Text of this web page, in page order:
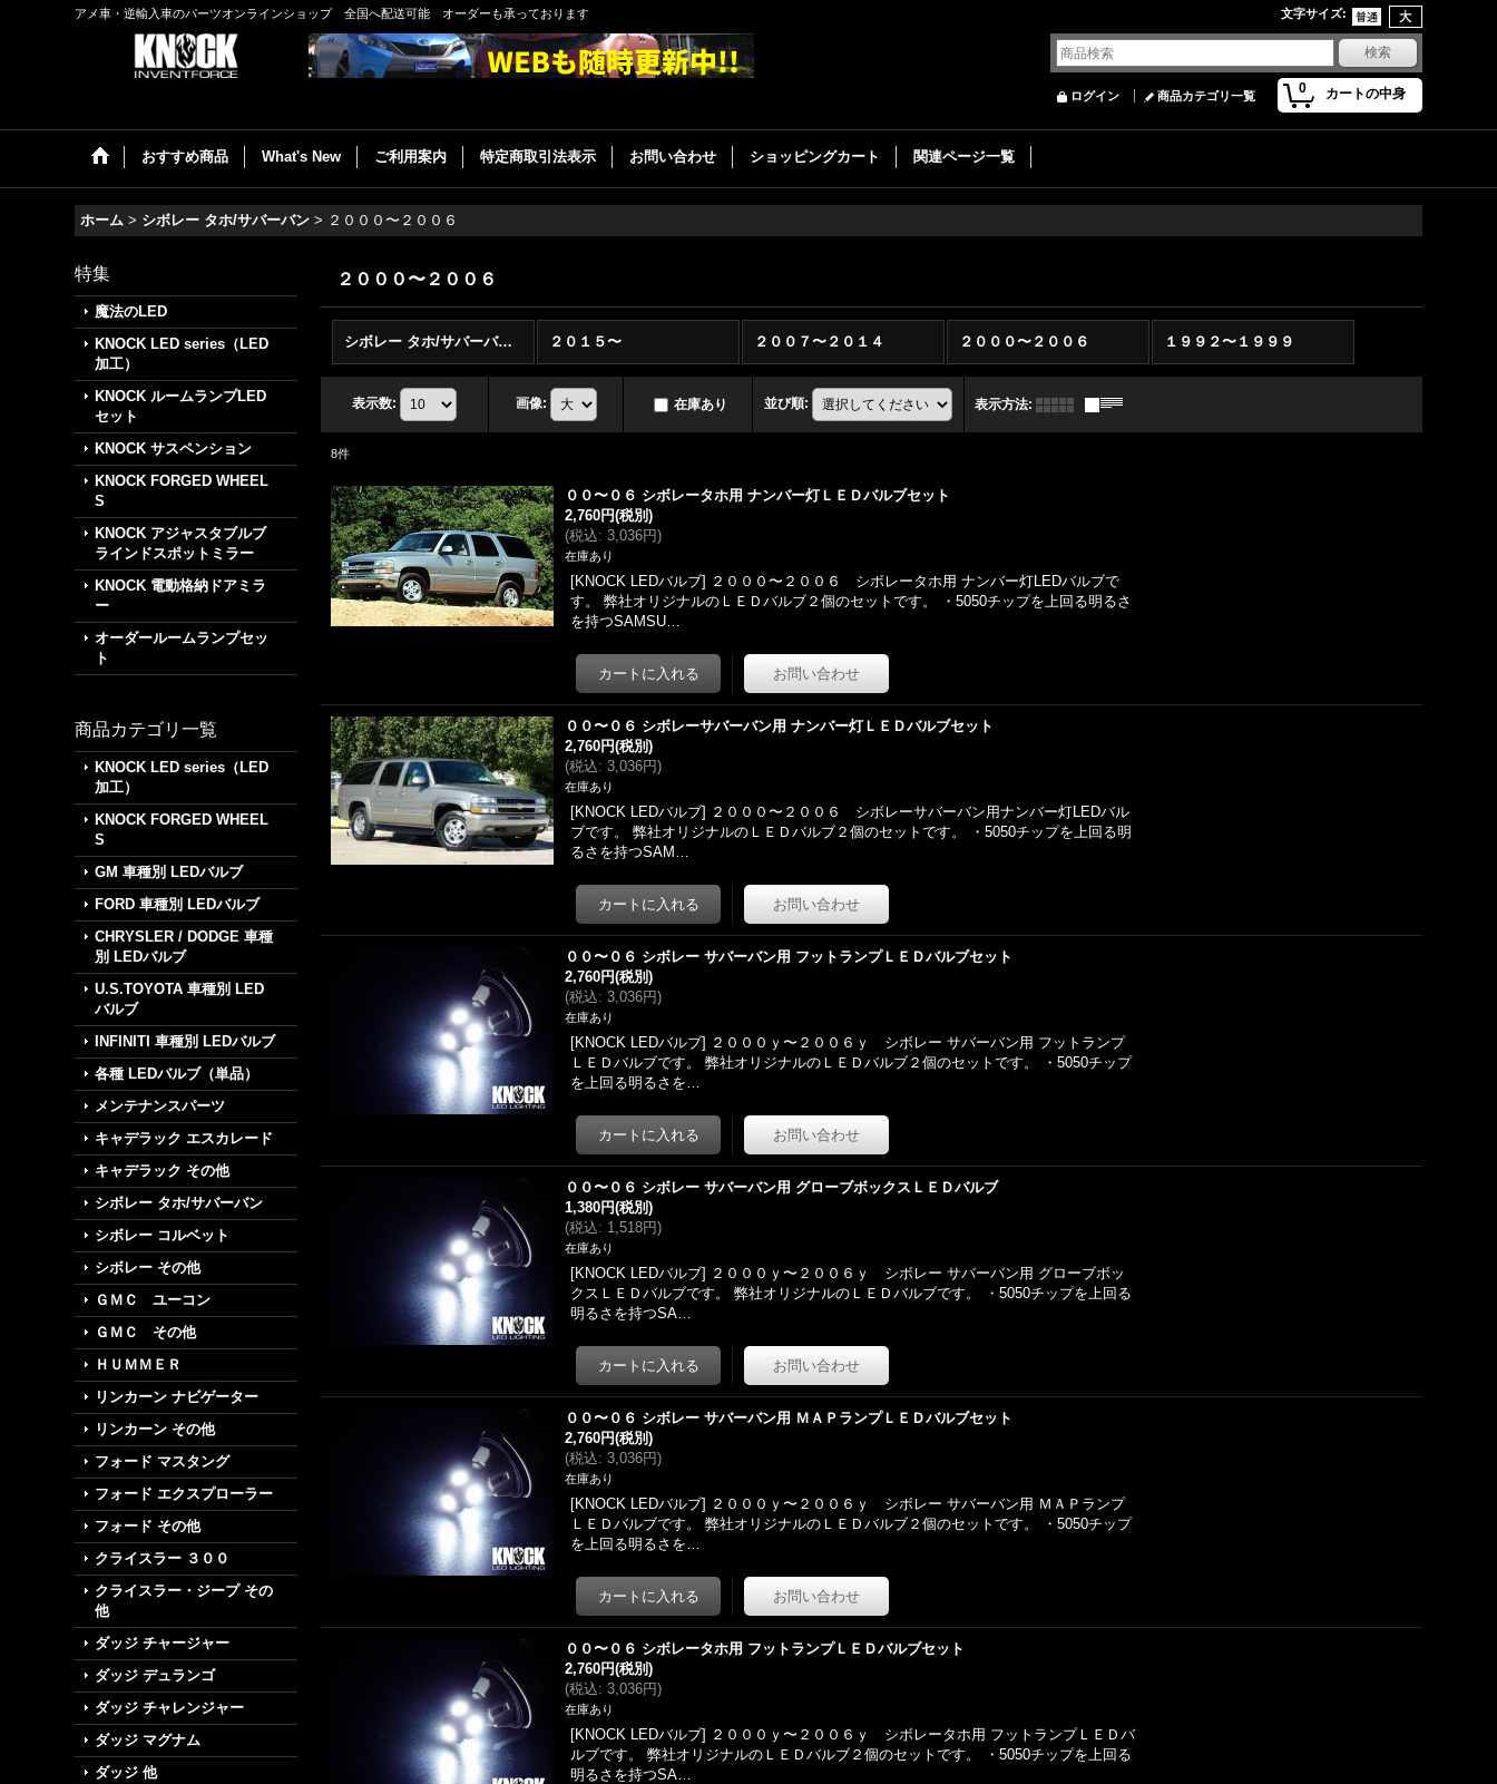
アメ車・逆輸入車のパーツオンラインショップ 全国へ配送可能 オーダーも承っております 文字サイズ:
0 カートの中身
ログイン 商品カテゴリ一覧
おすすめ商品 What's New ご利用案内 特定商取引法表示 お問い合わせ ショッピングカート 関連ページ一覧
ホーム > シボレー タホ/サバーバン > ２０００〜２００６
特集
魔法のLED
KNOCK LED series（LED
加工）
KNOCK ルームランプLED
セット
KNOCK サスペンション
KNOCK FORGED WHEEL
S
KNOCK アジャスタブルブ
ラインドスポットミラー
KNOCK 電動格納ドアミラ
ー
オーダールームランプセッ
ト
商品カテゴリ一覧
KNOCK LED series（LED
加工）
KNOCK FORGED WHEEL
S
GM 車種別 LEDバルブ
FORD 車種別 LEDバルブ
CHRYSLER / DODGE 車種
別 LEDバルブ
U.S.TOYOTA 車種別 LED
バルブ
INFINITI 車種別 LEDバルブ
各種 LEDバルブ（単品）
メンテナンスパーツ
キャデラック エスカレード
キャデラック その他
シボレー タホ/サバーバン
シボレー コルベット
シボレー その他
ＧＭＣ ユーコン
ＧＭＣ その他
ＨＵＭＭＥＲ
リンカーン ナビゲーター
リンカーン その他
フォード マスタング
フォード エクスプローラー
フォード その他
クライスラー ３００
クライスラー・ジープ その
他
ダッジ チャージャー
ダッジ デュランゴ
ダッジ チャレンジャー
ダッジ マグナム
ダッジ 他
２０００〜２００６
シボレー タホ/サバーバン (全商品) ２０１５〜 ２００７〜２０１４ ２０００〜２００６ １９９２〜１９９９
表示数: 画像: 在庫あり 並び順: 表示方法:
8件
００〜０６ シボレータホ用 ナンバー灯ＬＥＤバルブセット
2,760円(税別)
(税込: 3,036円)
在庫あり
[KNOCK LEDバルブ] ２０００〜２００６ シボレータホ用 ナンバー灯LEDバルブで
す。 弊社オリジナルのＬＥＤバルブ２個のセットです。 ・5050チップを上回る明るさ
を持つSAMSU…
００〜０６ シボレーサバーバン用 ナンバー灯ＬＥＤバルブセット
2,760円(税別)
(税込: 3,036円)
在庫あり
[KNOCK LEDバルブ] ２０００〜２００６ シボレーサバーバン用ナンバー灯LEDバル
ブです。 弊社オリジナルのＬＥＤバルブ２個のセットです。 ・5050チップを上回る明
るさを持つSAM…
００〜０６ シボレー サバーバン用 フットランプＬＥＤバルブセット
2,760円(税別)
(税込: 3,036円)
在庫あり
[KNOCK LEDバルブ] ２０００ｙ〜２００６ｙ シボレー サバーバン用 フットランプ
ＬＥＤバルブです。 弊社オリジナルのＬＥＤバルブ２個のセットです。 ・5050チップ
を上回る明るさを…
００〜０６ シボレー サバーバン用 グローブボックスＬＥＤバルブ
1,380円(税別)
(税込: 1,518円)
在庫あり
[KNOCK LEDバルブ] ２０００ｙ〜２００６ｙ シボレー サバーバン用 グローブボッ
クスＬＥＤバルブです。 弊社オリジナルのＬＥＤバルブです。 ・5050チップを上回る
明るさを持つSA…
００〜０６ シボレー サバーバン用 ＭＡＰランプＬＥＤバルブセット
2,760円(税別)
(税込: 3,036円)
在庫あり
[KNOCK LEDバルブ] ２０００ｙ〜２００６ｙ シボレー サバーバン用 ＭＡＰランプ
ＬＥＤバルブです。 弊社オリジナルのＬＥＤバルブ２個のセットです。 ・5050チップ
を上回る明るさを…
００〜０６ シボレータホ用 フットランプＬＥＤバルブセット
2,760円(税別)
(税込: 3,036円)
在庫あり
[KNOCK LEDバルブ] ２０００ｙ〜２００６ｙ シボレータホ用 フットランプＬＥＤバ
ルブです。 弊社オリジナルのＬＥＤバルブ２個のセットです。 ・5050チップを上回る
明るさを持つSA…